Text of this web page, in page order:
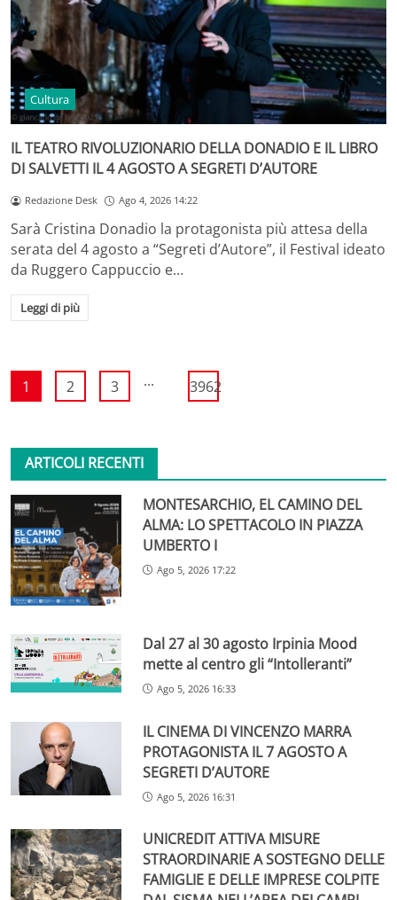
Cultura
IL TEATRO RIVOLUZIONARIO DELLA DONADIO E IL LIBRO
DI SALVETTI IL 4 AGOSTO A SEGRETI D’AUTORE
Redazione Desk Ago 4, 2026 14:22
Sarà Cristina Donadio la protagonista più attesa della
serata del 4 agosto a “Segreti d’Autore”, il Festival ideato
da Ruggero Cappuccio e…
Leggi di più
1 2 3 ... 3962
ARTICOLI RECENTI
MONTESARCHIO, EL CAMINO DEL
ALMA: LO SPETTACOLO IN PIAZZA
UMBERTO I
Ago 5, 2026 17:22
Dal 27 al 30 agosto Irpinia Mood
mette al centro gli “Intolleranti”
Ago 5, 2026 16:33
IL CINEMA DI VINCENZO MARRA
PROTAGONISTA IL 7 AGOSTO A
SEGRETI D’AUTORE
Ago 5, 2026 16:31
UNICREDIT ATTIVA MISURE
STRAORDINARIE A SOSTEGNO DELLE
FAMIGLIE E DELLE IMPRESE COLPITE